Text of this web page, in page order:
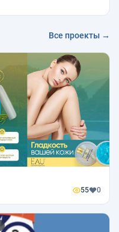
Все проекты →
55 0